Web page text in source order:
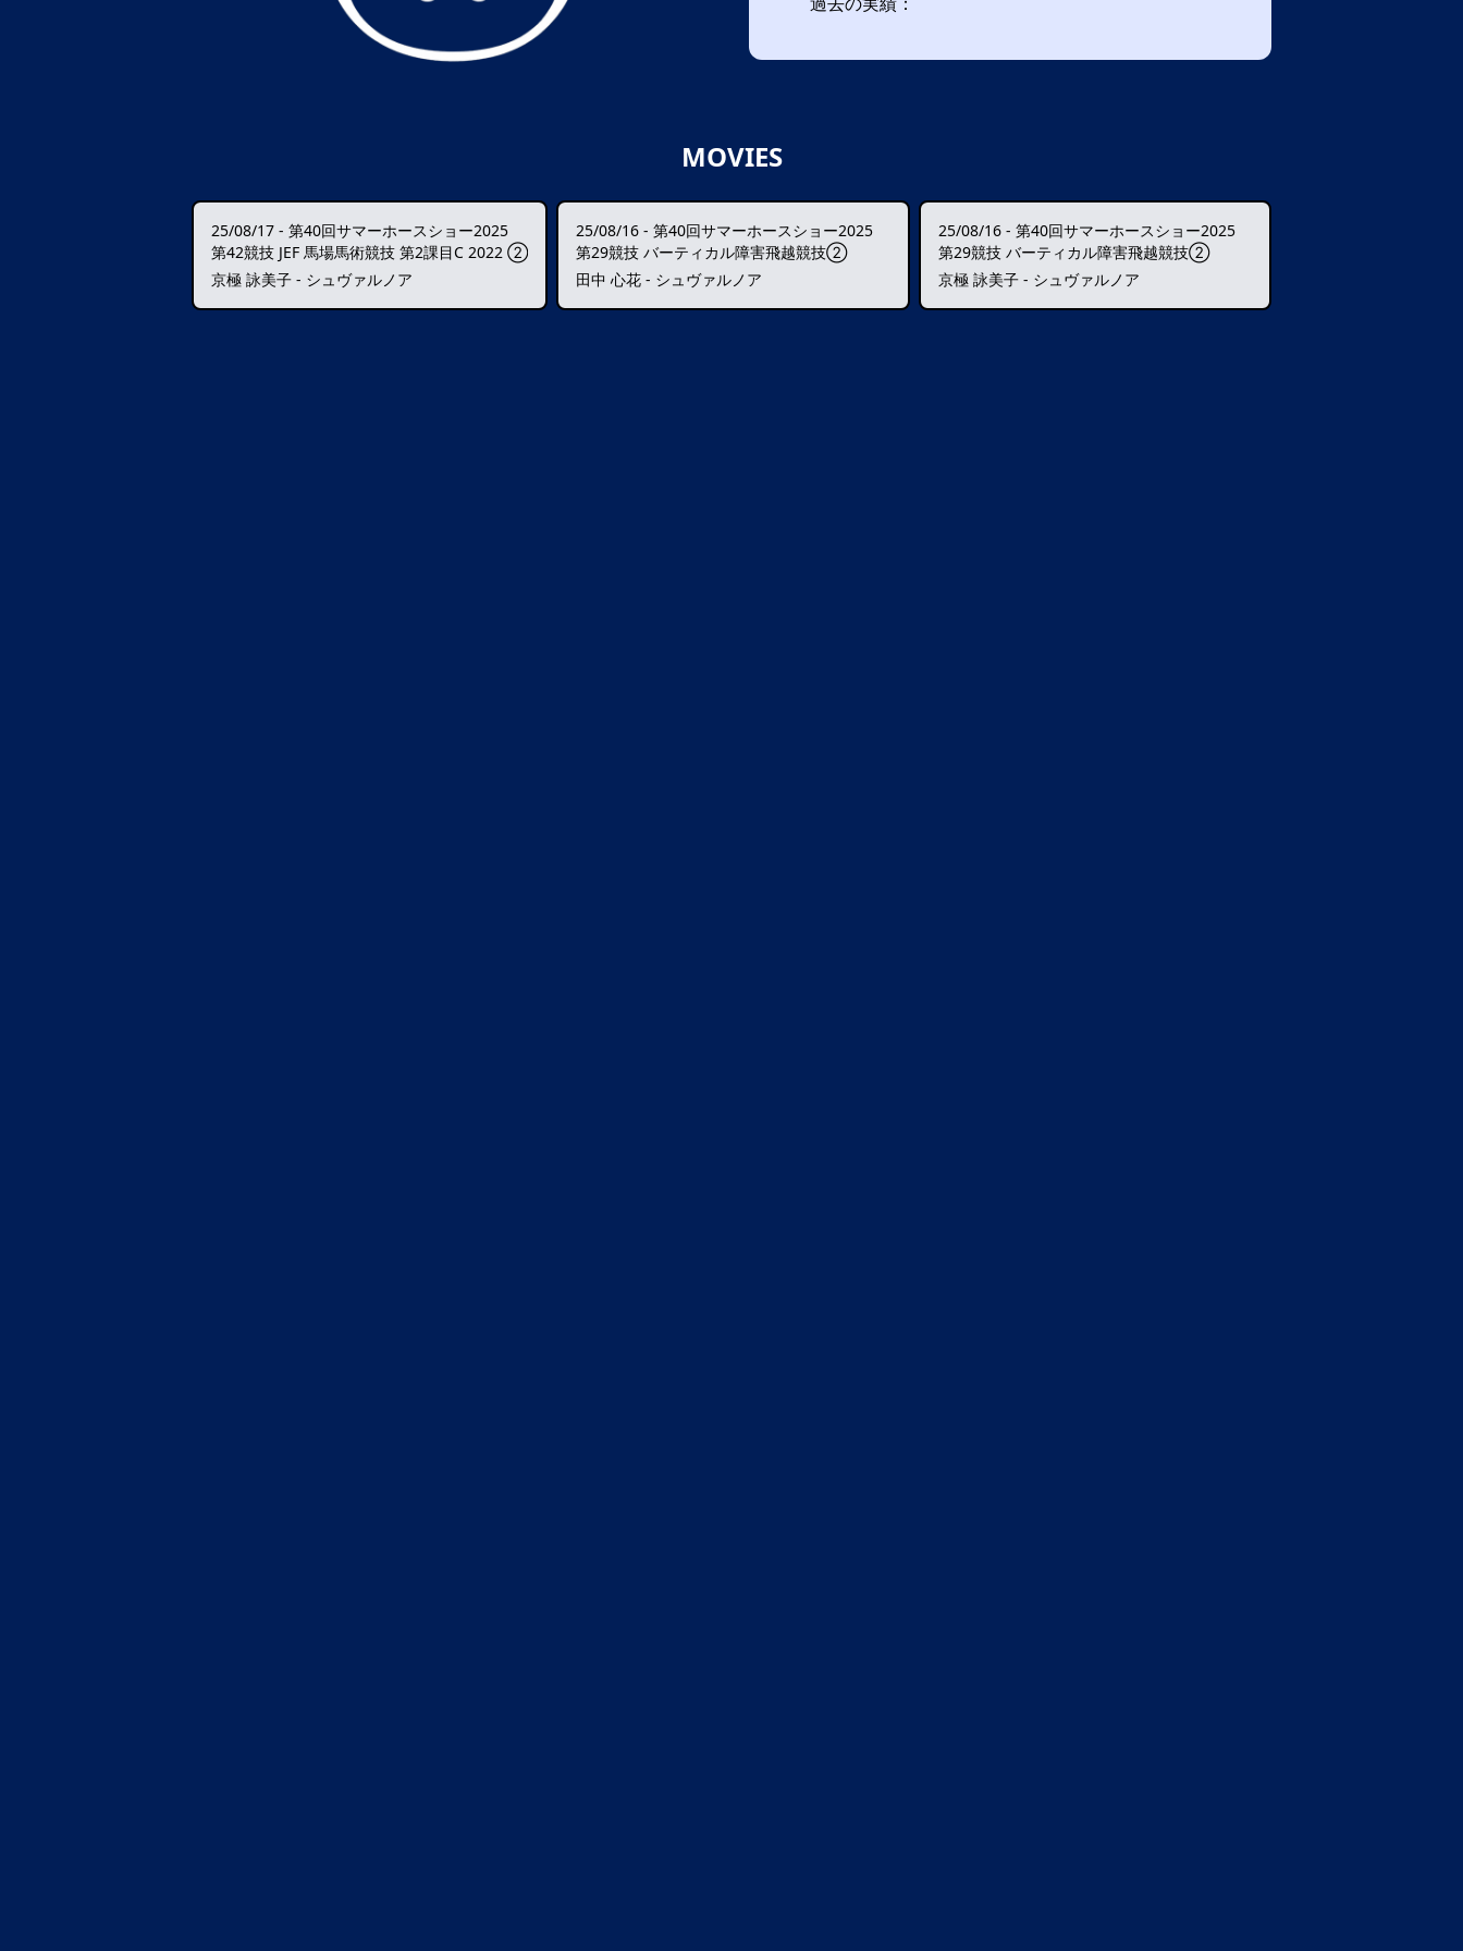
MOVIES
25/08/17 - 第40回サマーホースショー2025
第42競技 JEF 馬場馬術競技 第2課目C 2022 ②
京極 詠美子 - シュヴァルノア
25/08/16 - 第40回サマーホースショー2025
第29競技 バーティカル障害飛越競技②
田中 心花 - シュヴァルノア
25/08/16- 第40回サマーホースショー2025
第29競技 バーティカル障害飛越競技②
京極 詠美子 - シュヴァルノア